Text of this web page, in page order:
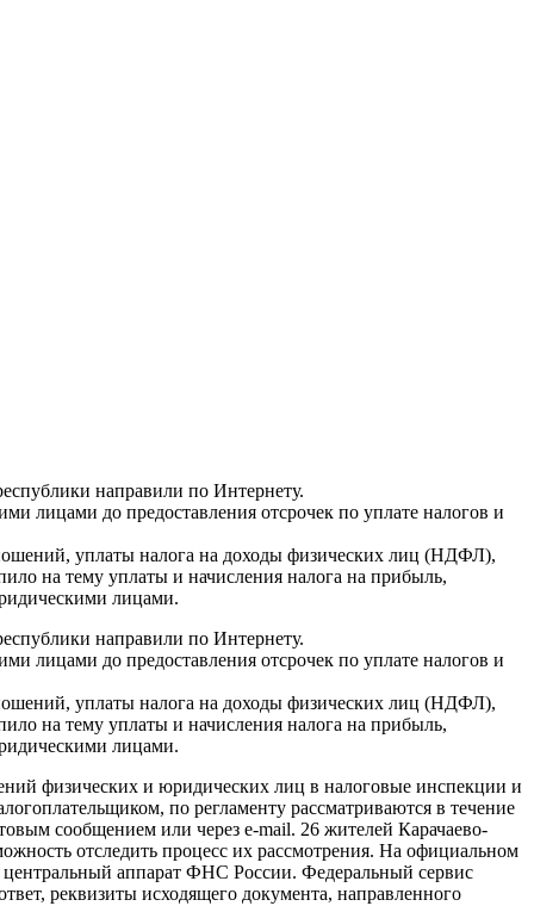
направили по Интернету.
лицами до предоставления отсрочек по уплате налогов и
уплаты налога на доходы физических лиц (НДФЛ),
на тему уплаты и начисления налога на прибыль,
лицами.
направили по Интернету.
лицами до предоставления отсрочек по уплате налогов и
уплаты налога на доходы физических лиц (НДФЛ),
на тему уплаты и начисления налога на прибыль,
лицами.
физических и юридических лиц в налоговые инспекции и
по регламенту рассматриваются в течение
сообщением или через e-mail. 26 жителей Карачаево-
отследить процесс их рассмотрения. На официальном
центральный аппарат ФНС России. Федеральный сервис
реквизиты исходящего документа, направленного